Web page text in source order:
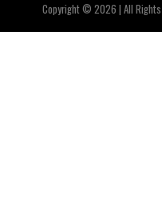
Copyright © 2026 | All